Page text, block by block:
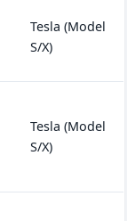
Tesla (Model
S/X)
Tesla (Model
S/X)